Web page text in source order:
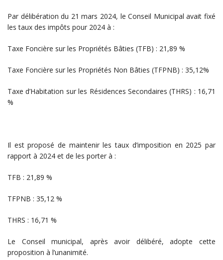
Par délibération du 21 mars 2024, le Conseil Municipal avait fixé
les taux des impôts pour 2024 à :
Taxe Foncière sur les Propriétés Bâties (TFB) : 21,89 %
Taxe Foncière sur les Propriétés Non Bâties (TFPNB) : 35,12%
Taxe d’Habitation sur les Résidences Secondaires (THRS) : 16,71
%
Il est proposé de maintenir les taux d’imposition en 2025 par
rapport à 2024 et de les porter à :
TFB : 21,89 %
TFPNB : 35,12 %
THRS : 16,71 %
Le Conseil municipal, après avoir délibéré, adopte cette
proposition à l’unanimité.